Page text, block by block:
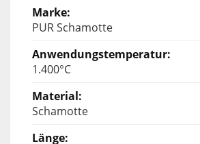
PUR Schamotte
1.400°C
Schamotte